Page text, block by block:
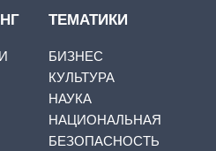
ТЕМАТИКИ
БИЗНЕС
КУЛЬТУРА
НАУКА
НАЦИОНАЛЬНАЯ
БЕЗОПАСНОСТЬ